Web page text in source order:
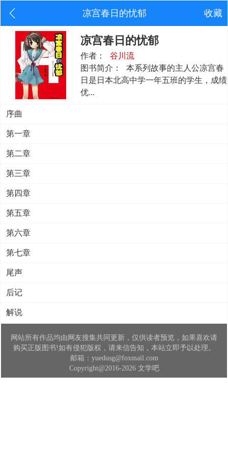
凉宫春日的忧郁 收藏
凉宫春日的忧郁
作者：
谷川流
图书简介：
本系列故事的主人公凉宫春
日是日本北高中学一年五班的学生，成绩
优...
序曲
第一章
第二章
第三章
第四章
第五章
第六章
第七章
尾声
后记
解说
网站所有作品均由网友搜集共同更新，仅供读者预览，如果喜欢请
购买正版图书!如有侵犯版权，请来信告知，本站立即予以处理。
邮箱：yuedusg@foxmail.com
Copyright@2016-2026 文学吧